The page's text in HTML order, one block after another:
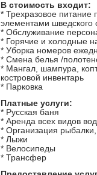
В стоимость входит:
* Трехразовое питание
элементами шведского
* Обслуживание
* Горячие и холодные
* Уборка номеров
* Смена белья /
* Мангал, шампура,
костровой инвентарь
* Парковка
Платные услуги:
* Русская баня
* Аренда всех видов
* Организация рыбалки,
* Лыжи
* Велосипеды
* Трансфер